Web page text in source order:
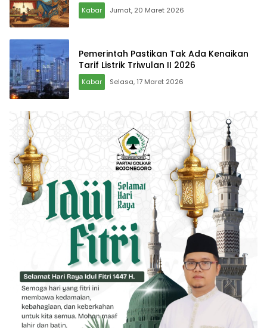
Kabar Jumat, 20 Maret 2026
Pemerintah Pastikan Tak Ada Kenaikan
Tarif Listrik Triwulan II 2026
Kabar Selasa, 17 Maret 2026